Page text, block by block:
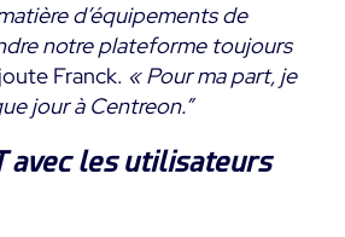
d’équipements de
notre plateforme toujours
Franck. « Pour ma part, je
jour à Centreon.”
avec les utilisateurs